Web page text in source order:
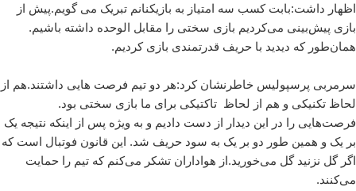
اظهار داشت:بابت کسب سه امتیاز به بازیکنانم تبریک می گویم.پیش از
بازی پیش‌بینی می‌کردیم بازی سختی را مقابل الوحده داشته باشیم.
همان‌طور که دیدید با حریف قدرتمندی بازی کردیم.
سرمربی پرسپولیس خاطرنشان کرد:هر دو تیم فرصت هایی داشتند.هم از
لحاظ تکنیکی و هم از لحاظ تاکتیکی برای ما بازی سختی بود.
فرصت‌هایی را در این دیدار از دست دادیم و به ویژه پس از اینکه نتیجه یک
بر یک و همین طور دو بر یک به سود حریف شد. این قانون فوتبال است که
اگر گل نزنید گل می‌خورید.از هواداران تشکر می‌کنم که تیم را حمایت
می‌کنند.